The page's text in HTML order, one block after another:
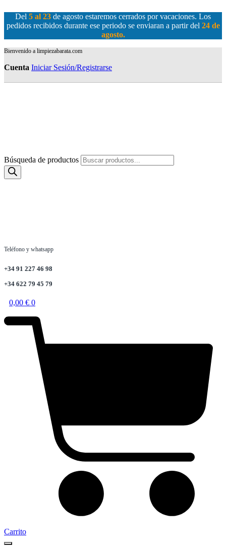
Del 5 al 23 de agosto estaremos cerrados por vacaciones. Los
pedidos recibidos durante ese periodo se enviaran a partir del 24 de
agosto.
Bienvenido a limpiezabarata.com
Cuenta Iniciar Sesión/Registrarse
Búsqueda de productos
Teléfono y whatsapp
+34 91 227 46 98
+34 622 79 45 79
0,00 € 0
Carrito